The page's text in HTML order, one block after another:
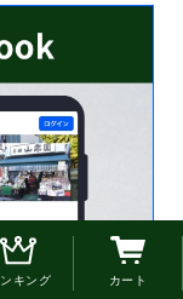
キング カート